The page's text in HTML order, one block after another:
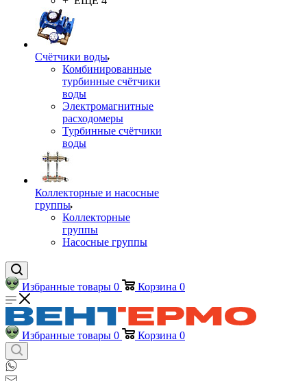
Счётчики воды
Комбинированные
турбинные счётчики
воды
Электромагнитные
расходомеры
Турбинные счётчики
воды
Коллекторные и насосные
группы
Коллекторные
группы
Насосные группы
Избранные товары 0 Корзина 0
Избранные товары 0 Корзина 0